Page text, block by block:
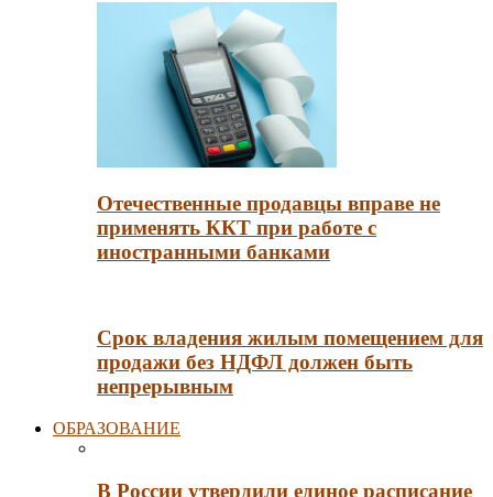
Отечественные продавцы вправе не
применять ККТ при работе с
иностранными банками
Срок владения жилым помещением для
продажи без НДФЛ должен быть
непрерывным
ОБРАЗОВАНИЕ
В России утвердили единое расписание